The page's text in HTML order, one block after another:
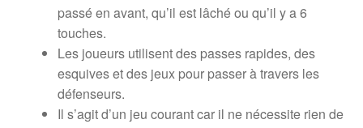
passé en avant, qu’il est lâché ou qu’il y a 6
touches.
Les joueurs utilisent des passes rapides, des
esquives et des jeux pour passer à travers les
défenseurs.
Il s’agit d’un jeu courant car il ne nécessite rien de